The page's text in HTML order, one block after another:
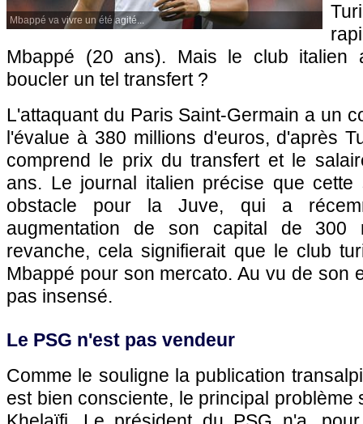
Mbappé va vivre un été agité...
Mbappé (20 ans). Mais le club italien
boucler un tel transfert ?
L'attaquant du Paris Saint-Germain a un
l'évalue à 380 millions d'euros, d'après
comprend le prix du transfert et le
ans. Le journal italien précise que
obstacle pour la Juve, qui a
augmentation de son capital de 300
revanche, cela signifierait que le club
Mbappé pour son mercato. Au vu de son
pas insensé.
Le PSG n'est pas vendeur
Comme le souligne la publication
est bien consciente, le principal problème